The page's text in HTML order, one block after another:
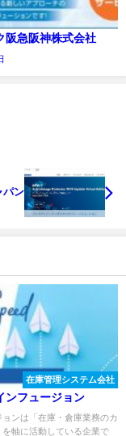
阪急阪神株式会社
パン
在庫管理システム会社
ンフュージョン
ョンは「在庫・倉庫業務のカ
を軸に活動している企業で